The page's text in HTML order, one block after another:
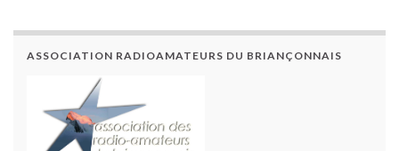
ASSOCIATION RADIOAMATEURS DU BRIANÇONNAIS